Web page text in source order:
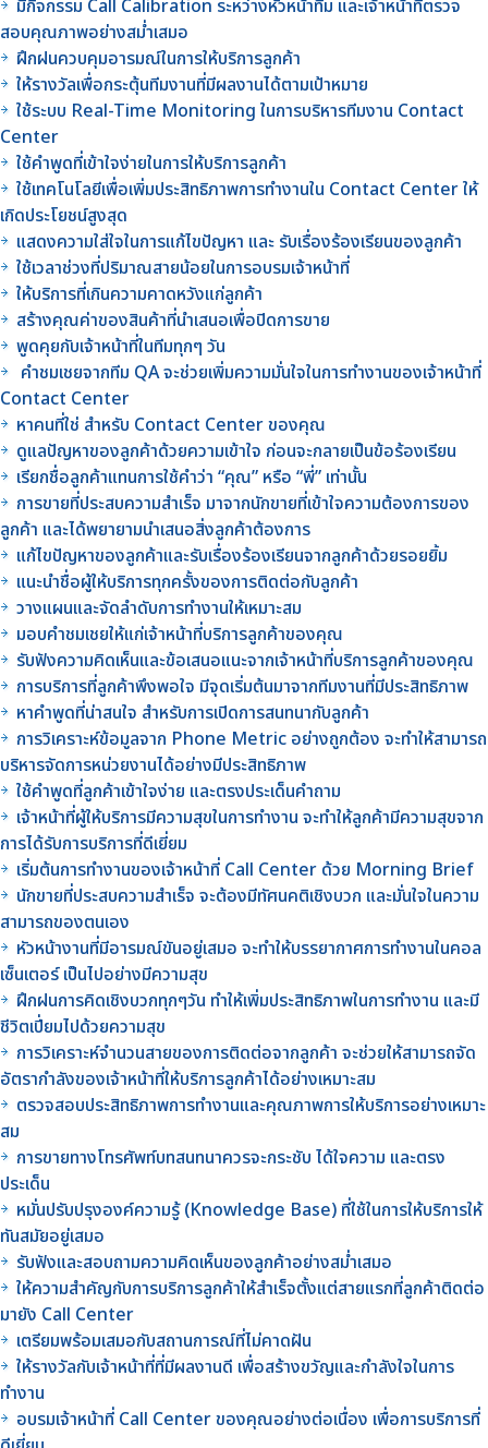
มีกิจกรรม Call Calibration ระหว่างหัวหน้าทีม และเจ้าหน้าที่ตรวจ
สอบคุณภาพอย่างสม่ำเสมอ
ฝึกฝนควบคุมอารมณ์ในการให้บริการลูกค้า
ให้รางวัลเพื่อกระตุ้นทีมงานที่มีผลงานได้ตามเป้าหมาย
ใช้ระบบ Real-Time Monitoring ในการบริหารทีมงาน Contact
Center
ใช้คำพูดที่เข้าใจง่ายในการให้บริการลูกค้า
ใช้เทคโนโลยีเพื่อเพิ่มประสิทธิภาพการทำงานใน Contact Center ให้
เกิดประโยชน์สูงสุด
แสดงความใส่ใจในการแก้ไขปัญหา และ รับเรื่องร้องเรียนของลูกค้า
ใช้เวลาช่วงที่ปริมาณสายน้อยในการอบรมเจ้าหน้าที่
ให้บริการที่เกินความคาดหวังแก่ลูกค้า
สร้างคุณค่าของสินค้าที่นำเสนอเพื่อปิดการขาย
พูดคุยกับเจ้าหน้าที่ในทีมทุกๆ วัน
คำชมเชยจากทีม QA จะช่วยเพิ่มความมั่นใจในการทำงานของเจ้าหน้าที่
Contact Center
หาคนที่ใช่ สำหรับ Contact Center ของคุณ
ดูแลปัญหาของลูกค้าด้วยความเข้าใจ ก่อนจะกลายเป็นข้อร้องเรียน
เรียกชื่อลูกค้าแทนการใช้คำว่า “คุณ” หรือ “พี่” เท่านั้น
การขายที่ประสบความสำเร็จ มาจากนักขายที่เข้าใจความต้องการของ
ลูกค้า และได้พยายามนำเสนอสิ่งลูกค้าต้องการ
แก้ไขปัญหาของลูกค้าและรับเรื่องร้องเรียนจากลูกค้าด้วยรอยยิ้ม
แนะนำชื่อผู้ให้บริการทุกครั้งของการติดต่อกับลูกค้า
วางแผนและจัดลำดับการทำงานให้เหมาะสม
มอบคำชมเชยให้แก่เจ้าหน้าที่บริการลูกค้าของคุณ
รับฟังความคิดเห็นและข้อเสนอแนะจากเจ้าหน้าที่บริการลูกค้าของคุณ
การบริการที่ลูกค้าพึงพอใจ มีจุดเริ่มต้นมาจากทีมงานที่มีประสิทธิภาพ
หาคำพูดที่น่าสนใจ สำหรับการเปิดการสนทนากับลูกค้า
การวิเคราะห์ข้อมูลจาก Phone Metric อย่างถูกต้อง จะทำให้สามารถ
บริหารจัดการหน่วยงานได้อย่างมีประสิทธิภาพ
ใช้คำพูดที่ลูกค้าเข้าใจง่าย และตรงประเด็นคำถาม
เจ้าหน้าที่ผู้ให้บริการมีความสุขในการทำงาน จะทำให้ลูกค้ามีความสุขจาก
การได้รับการบริการที่ดีเยี่ยม
เริ่มต้นการทำงานของเจ้าหน้าที่ Call Center ด้วย Morning Brief
นักขายที่ประสบความสำเร็จ จะต้องมีทัศนคติเชิงบวก และมั่นใจในความ
สามารถของตนเอง
หัวหน้างานที่มีอารมณ์ขันอยู่เสมอ จะทำให้บรรยากาศการทำงานในคอล
เซ็นเตอร์ เป็นไปอย่างมีความสุข
ฝึกฝนการคิดเชิงบวกทุกๆวัน ทำให้เพิ่มประสิทธิภาพในการทำงาน และมี
ชีวิตเปี่ยมไปด้วยความสุข
การวิเคราะห์จำนวนสายของการติดต่อจากลูกค้า จะช่วยให้สามารถจัด
อัตรากำลังของเจ้าหน้าที่ให้บริการลูกค้าได้อย่างเหมาะสม
ตรวจสอบประสิทธิภาพการทำงานและคุณภาพการให้บริการอย่างเหมาะ
สม
การขายทางโทรศัพท์บทสนทนาควรจะกระชับ ได้ใจความ และตรง
ประเด็น
หมั่นปรับปรุงองค์ความรู้ (Knowledge Base) ที่ใช้ในการให้บริการให้
ทันสมัยอยู่เสมอ
รับฟังและสอบถามความคิดเห็นของลูกค้าอย่างสม่ำเสมอ
ให้ความสำคัญกับการบริการลูกค้าให้สำเร็จตั้งแต่สายแรกที่ลูกค้าติดต่อ
มายัง Call Center
เตรียมพร้อมเสมอกับสถานการณ์ที่ไม่คาดฝัน
ให้รางวัลกับเจ้าหน้าที่ที่มีผลงานดี เพื่อสร้างขวัญและกำลังใจในการ
ทำงาน
อบรมเจ้าหน้าที่ Call Center ของคุณอย่างต่อเนื่อง เพื่อการบริการที่